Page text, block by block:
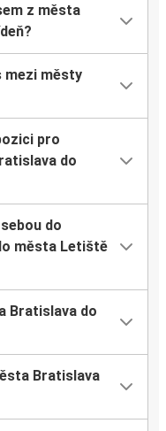
z města
mezi městy
pro
do
do
města Letiště
Bratislava do
Bratislava